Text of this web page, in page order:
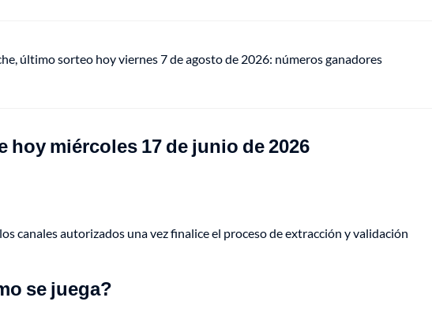
último sorteo hoy viernes 7 de agosto de 2026: números ganadores
hoy miércoles 17 de junio de 2026
canales autorizados una vez finalice el proceso de extracción y validación
se juega?